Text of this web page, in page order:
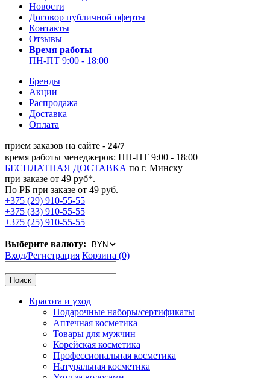
Новости
Договор публичной оферты
Контакты
Отзывы
Время работы
ПН-ПТ 9:00 - 18:00
Бренды
Акции
Распродажа
Доставка
Оплата
прием заказов на сайте - 24/7
время работы менеджеров: ПН-ПТ 9:00 - 18:00
БЕСПЛАТНАЯ ДОСТАВКА по г. Минску
при заказе от 49 руб*.
По РБ при заказе от 49 руб.
+375 (29) 910-55-55
+375 (33) 910-55-55
+375 (25) 910-55-55
Выберите валюту:
Вход/Регистрация Корзина (0)
Поиск
Красота и уход
Подарочные наборы/сертификаты
Аптечная косметика
Товары для мужчин
Корейская косметика
Профессиональная косметика
Натуральная косметика